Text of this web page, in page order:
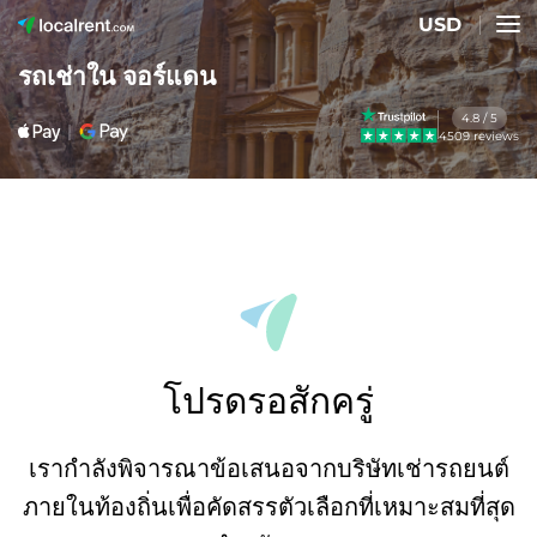
USD
รถเช่าใน จอร์แดน
4.8 / 5
4509 reviews
โปรดรอสักครู่
เรากำลังพิจารณาข้อเสนอจากบริษัทเช่ารถยนต์
ภายในท้องถิ่นเพื่อคัดสรรตัวเลือกที่เหมาะสมที่สุด